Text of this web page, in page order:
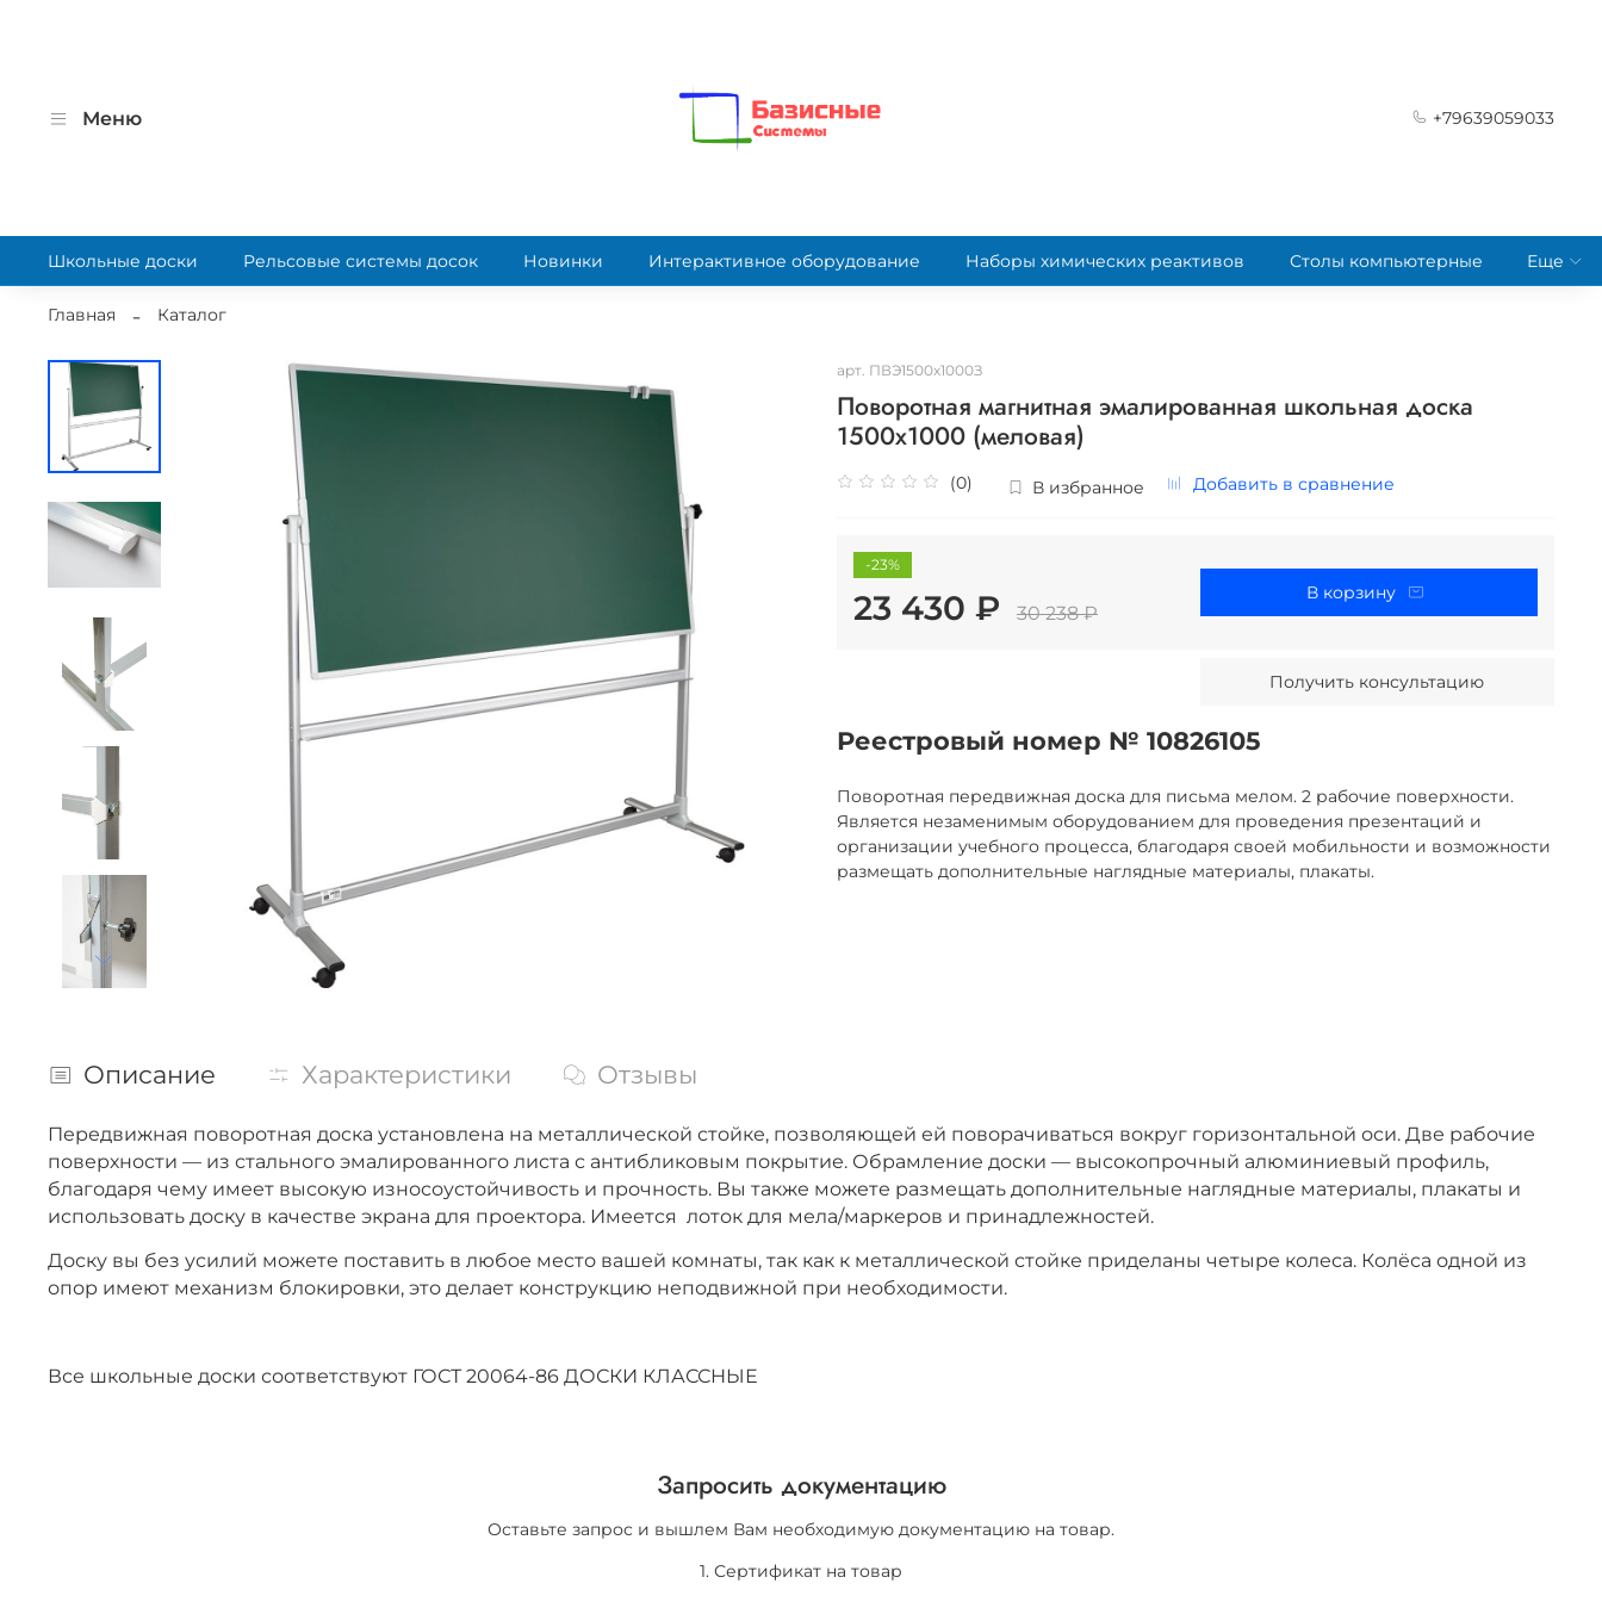
Меню +79639059033
Школьные доски Рельсовые системы досок Новинки Интерактивное оборудование Наборы химических реактивов Столы компьютерные Еще
Главная Каталог
арт. ПВЭ1500х1000З
Поворотная магнитная эмалированная школьная доска
1500х1000 (меловая)
(0) В избранное Добавить в сравнение
-23%
23 430 ₽ 30 238 ₽
В корзину
Получить консультацию
Реестровый номер № 10826105
Поворотная передвижная доска для письма мелом. 2 рабочие поверхности.
Является незаменимым оборудованием для проведения презентаций и
организации учебного процесса, благодаря своей мобильности и возможности
размещать дополнительные наглядные материалы, плакаты.
Описание Характеристики Отзывы
Передвижная поворотная доска установлена на металлической стойке, позволяющей ей поворачиваться вокруг горизонтальной оси. Две рабочие
поверхности — из стального эмалированного листа с антибликовым покрытие. Обрамление доски — высокопрочный алюминиевый профиль,
благодаря чему имеет высокую износоустойчивость и прочность. Вы также можете размещать дополнительные наглядные материалы, плакаты и
использовать доску в качестве экрана для проектора. Имеется лоток для мела/маркеров и принадлежностей.
Доску вы без усилий можете поставить в любое место вашей комнаты, так как к металлической стойке приделаны четыре колеса. Колёса одной из
опор имеют механизм блокировки, это делает конструкцию неподвижной при необходимости.
Все школьные доски соответствуют ГОСТ 20064-86 ДОСКИ КЛАССНЫЕ
Запросить документацию
Оставьте запрос и вышлем Вам необходимую документацию на товар.
1. Сертификат на товар